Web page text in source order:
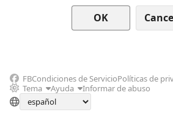
FBCondiciones de ServicioPolíticas de
Tema
Ayuda Informar de abuso